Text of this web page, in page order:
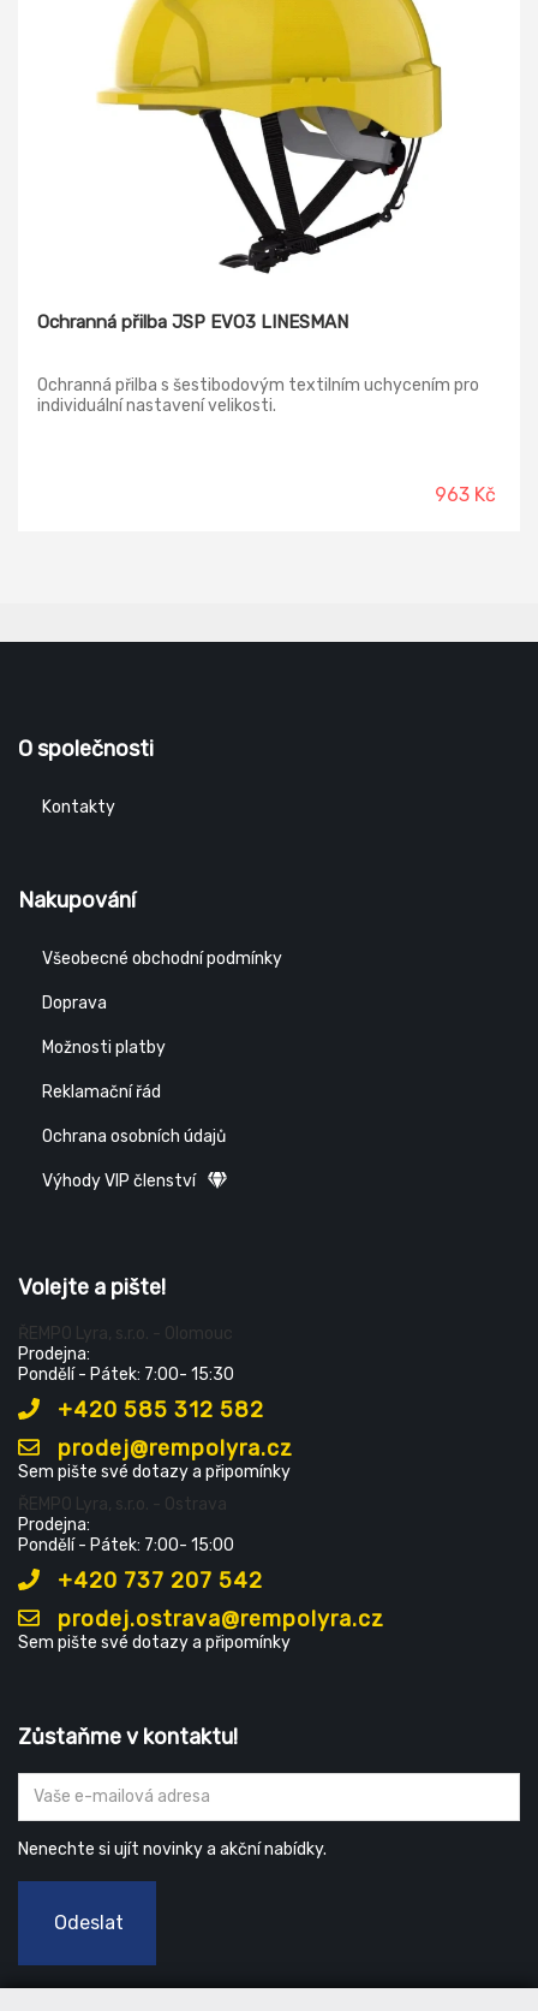
Ochranná přilba JSP EVO3 LINESMAN
Ochranná přilba s šestibodovým textilním uchycením pro
individuální nastavení velikosti.
963 Kč
O společnosti
Kontakty
Nakupování
Všeobecné obchodní podmínky
Doprava
Možnosti platby
Reklamační řád
Ochrana osobních údajů
Výhody VIP členství
Volejte a pište!
ŘEMPO Lyra, s.r.o. - Olomouc
Prodejna:
Pondělí - Pátek: 7:00- 15:30
+420 585 312 582
prodej@rempolyra.cz
Sem pište své dotazy a připomínky
ŘEMPO Lyra, s.r.o. - Ostrava
Prodejna:
Pondělí - Pátek: 7:00- 15:00
+420 737 207 542
prodej.ostrava@rempolyra.cz
Sem pište své dotazy a připomínky
Zůstaňme v kontaktu!
Nenechte si ujít novinky a akční nabídky.
Odeslat